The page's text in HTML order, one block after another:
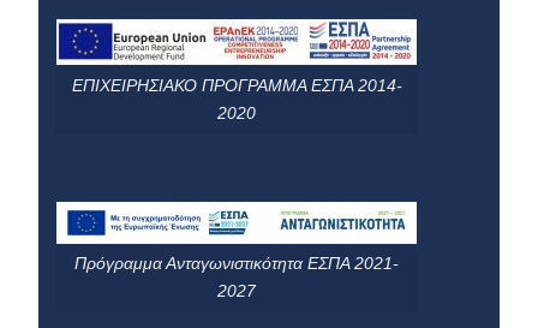
ΕΠΙΧΕΙΡΗΣΙΑΚΟ ΠΡΟΓΡΑΜΜΑ ΕΣΠΑ 2014-
2020
Πρόγραμμα Ανταγωνιστικότητα ΕΣΠΑ 2021-
2027